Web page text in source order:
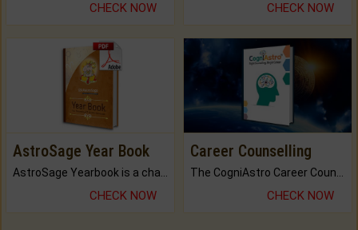
CHECK NOW CHECK NOW
AstroSage Year Book
AstroSage Yearbook is a channel to fulfill your dreams and destiny.
CHECK NOW
Career Counselling
The CogniAstro Career Counselling Report is the most comprehensive report available on this topic.
CHECK NOW